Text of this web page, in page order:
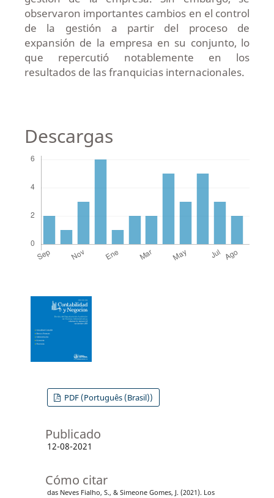
observaron importantes cambios en el control
de la gestión a partir del proceso de
expansión de la empresa en su conjunto, lo
que repercutió notablemente en los
resultados de las franquicias internacionales.
Descargas
PDF (Português (Brasil))
Publicado
12-08-2021
Cómo citar
das Neves Fialho, S., & Simeone Gomes, J. (2021). Los